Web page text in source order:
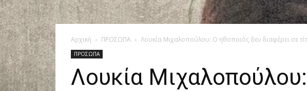
Αρχική ΠΡΟΣΩΠΑ Λουκία Μιχαλοπούλου: Ο ηθοποιός δεν διαφέρει σε
ΠΡΟΣΩΠΑ
Λουκία